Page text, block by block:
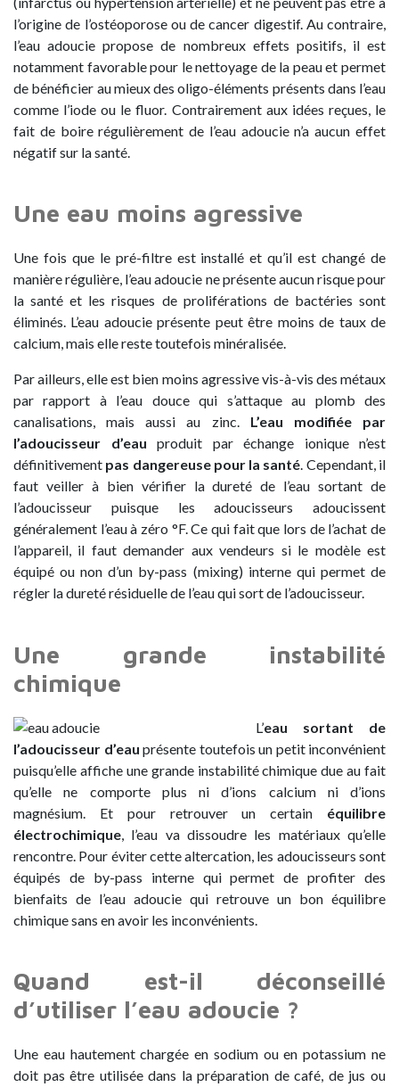
l’origine de l’ostéoporose ou de cancer digestif. Au contraire,
l’eau adoucie propose de nombreux effets positifs, il est
notamment favorable pour le nettoyage de la peau et permet
de bénéficier au mieux des oligo-éléments présents dans l’eau
comme l’iode ou le fluor. Contrairement aux idées reçues, le
fait de boire régulièrement de l’eau adoucie n’a aucun effet
négatif sur la santé.
Une eau moins agressive
Une fois que le pré-filtre est installé et qu’il est changé de
manière régulière, l’eau adoucie ne présente aucun risque pour
la santé et les risques de proliférations de bactéries sont
éliminés. L’eau adoucie présente peut être moins de taux de
calcium, mais elle reste toutefois minéralisée.
Par ailleurs, elle est bien moins agressive vis-à-vis des métaux
par rapport à l’eau douce qui s’attaque au plomb des
canalisations, mais aussi au zinc. L’eau modifiée par
l’adoucisseur d’eau produit par échange ionique n’est
définitivement pas dangereuse pour la santé. Cependant, il
faut veiller à bien vérifier la dureté de l’eau sortant de
l’adoucisseur puisque les adoucisseurs adoucissent
généralement l’eau à zéro °F. Ce qui fait que lors de l’achat de
l’appareil, il faut demander aux vendeurs si le modèle est
équipé ou non d’un by-pass (mixing) interne qui permet de
régler la dureté résiduelle de l’eau qui sort de l’adoucisseur.
Une grande instabilité
chimique
L’eau sortant de
l’adoucisseur d’eau présente toutefois un petit inconvénient
puisqu’elle affiche une grande instabilité chimique due au fait
qu’elle ne comporte plus ni d’ions calcium ni d’ions
magnésium. Et pour retrouver un certain équilibre
électrochimique , l’eau va dissoudre les matériaux qu’elle
rencontre. Pour éviter cette altercation, les adoucisseurs sont
équipés de by-pass interne qui permet de profiter des
bienfaits de l’eau adoucie qui retrouve un bon équilibre
chimique sans en avoir les inconvénients.
Quand est-il déconseillé
d’utiliser l’eau adoucie ?
Une eau hautement chargée en sodium ou en potassium ne
doit pas être utilisée dans la préparation de café, de jus ou